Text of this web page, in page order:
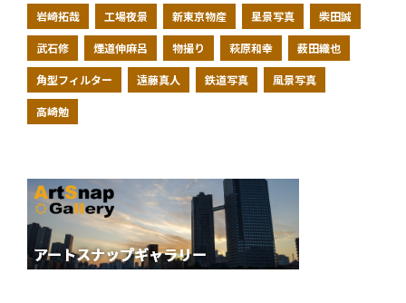
岩崎拓哉 工場夜景 新東京物産 星景写真 柴田誠
武石修 煙道伸麻呂 物撮り 萩原和幸 薮田織也
角型フィルター 遠藤真人 鉄道写真 風景写真
高崎勉